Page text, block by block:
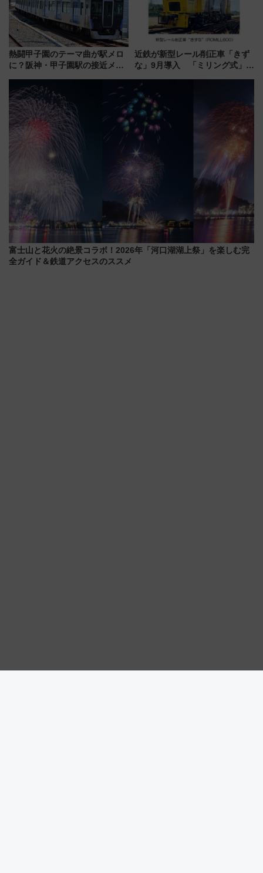
熱闘甲子園のテーマ曲が駅メロ
に？阪神・甲子園駅の接近メロ
谷実アレンジの特別仕様へ、8月
5日始発から
近鉄が新型レール削正車「きず
な」9月導入 「ミリング式」採
化！安全性や乗り心地の向上に
貢献するだけでなく、全線区で
活躍するための仕組みも
富士山と花火の絶景コラボ！2026年「河口湖湖上祭」を楽しむ完
全ガイド＆鉄道アクセスのススメ